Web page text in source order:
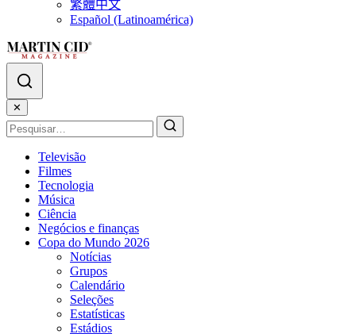
繁體中文
Español (Latinoamérica)
✕
Televisão
Filmes
Tecnologia
Música
Ciência
Negócios e finanças
Copa do Mundo 2026
Notícias
Grupos
Calendário
Seleções
Estatísticas
Estádios